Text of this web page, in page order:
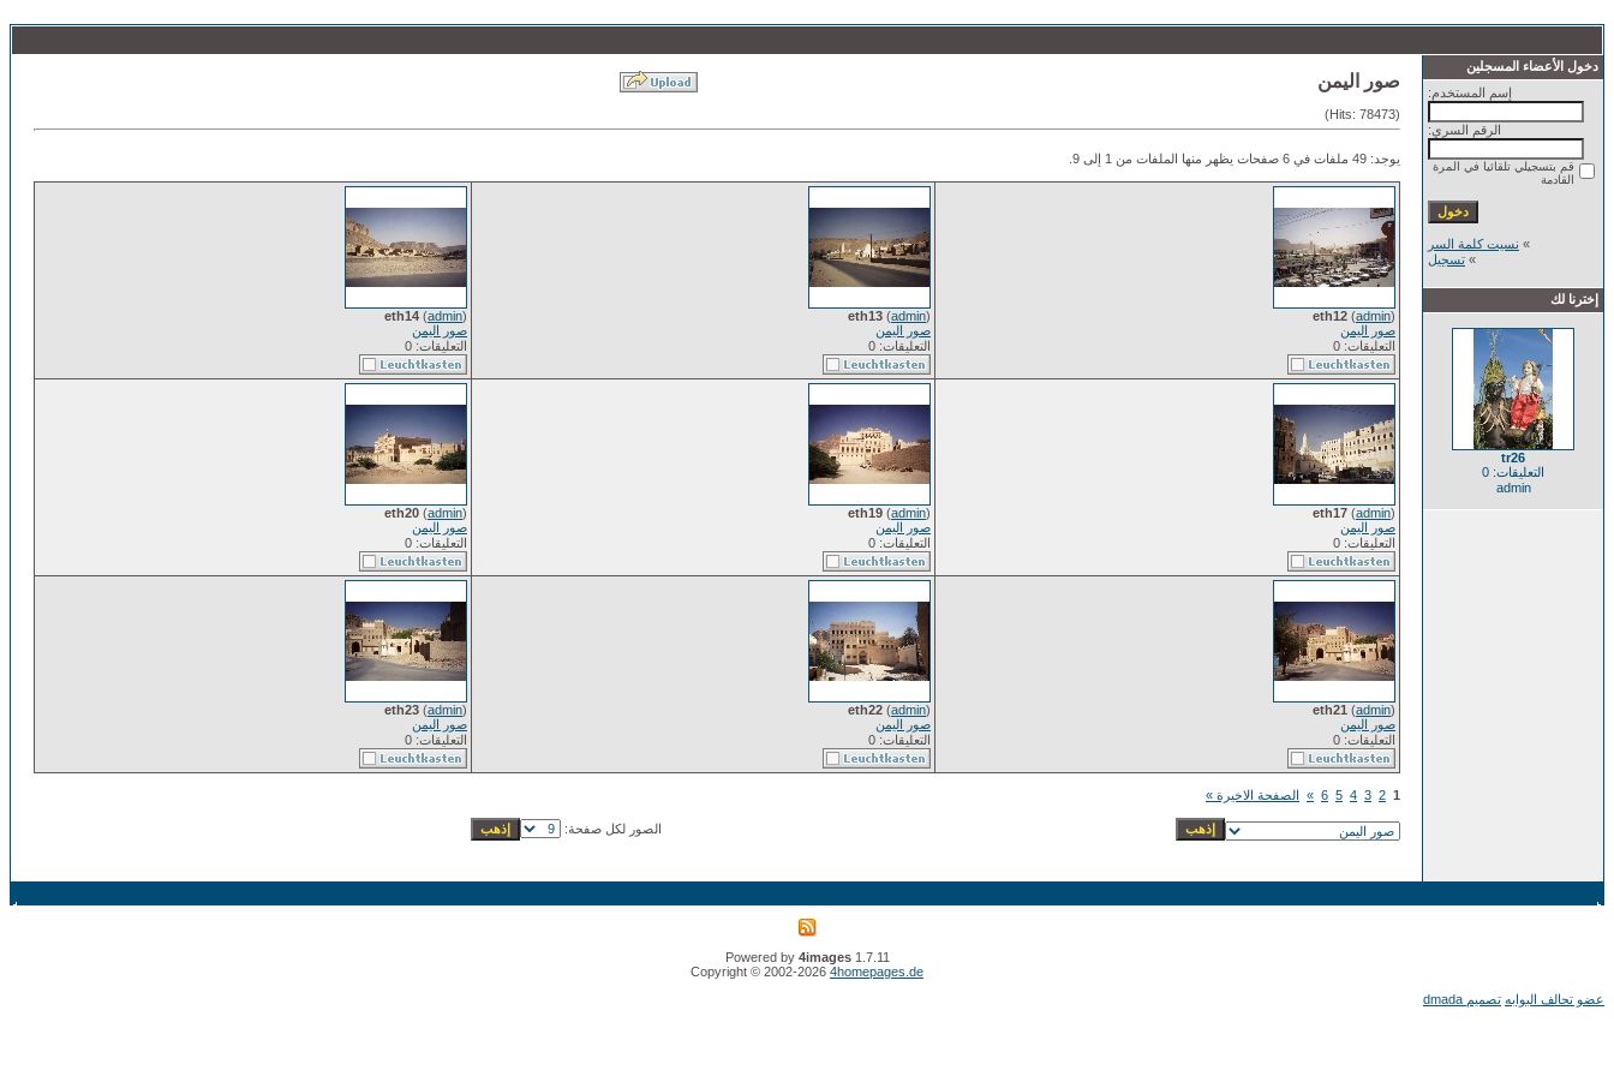
دخول الأعضاء المسجلين
إسم المستخدم:
الرقم السري:
قم بتسجيلي تلقائيا في المرة
القادمة
» نسيت كلمة السر
» تسجيل
إخترنا لك
tr26
التعليقات: 0
admin
صور اليمن
(Hits: 78473)
يوجد: 49 ملفات في 6 صفحات يظهر منها الملفات من 1 إلى 9.
eth12 (admin)
صور اليمن
التعليقات: 0
eth13 (admin)
صور اليمن
التعليقات: 0
eth14 (admin)
صور اليمن
التعليقات: 0
eth17 (admin)
صور اليمن
التعليقات: 0
eth19 (admin)
صور اليمن
التعليقات: 0
eth20 (admin)
صور اليمن
التعليقات: 0
eth21 (admin)
صور اليمن
التعليقات: 0
eth22 (admin)
صور اليمن
التعليقات: 0
eth23 (admin)
صور اليمن
التعليقات: 0
1
2
3
4
5
6
» الصفحة الاخيرة »
الصور لكل صفحة:
Powered by 4images1.7.11
Copyright © 2002-2026 4homepages.de
عضو تحالف البوابه تصميم dmada